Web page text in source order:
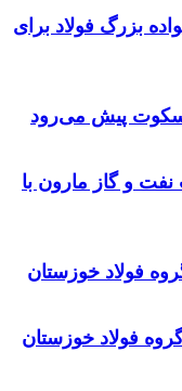
بزرگ فولاد برای
پیش می‌رود
و گاز مارون با
فولاد خوزستان
فولاد خوزستان